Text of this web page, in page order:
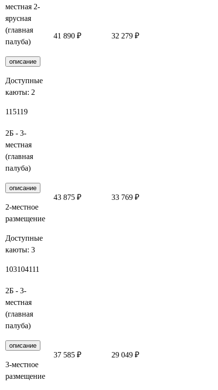
местная 2-
ярусная
(главная
палуба)
описание
Доступные
каюты: 2
115119
41 890 ₽ 32 279 ₽
2Б - 3-
местная
(главная
палуба)
описание
2-местное
размещение
Доступные
каюты: 3
103104111
43 875 ₽ 33 769 ₽
2Б - 3-
местная
(главная
палуба)
описание
3-местное
размещение
37 585 ₽ 29 049 ₽